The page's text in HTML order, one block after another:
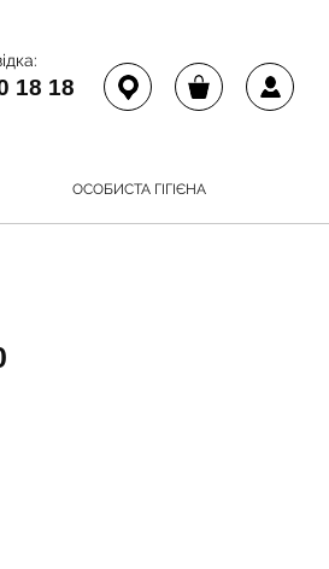
18 18
ОСОБИСТА ГІГІЄНА